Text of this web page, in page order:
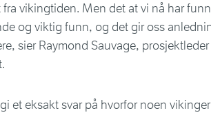
vikingtiden. Men det at vi nå har
og viktig funn, og det gir oss
sier Raymond Sauvage,
et eksakt svar på hvorfor noen